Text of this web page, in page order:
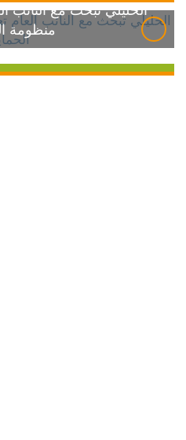
الخليلي تبحث مع النائب
منظومة